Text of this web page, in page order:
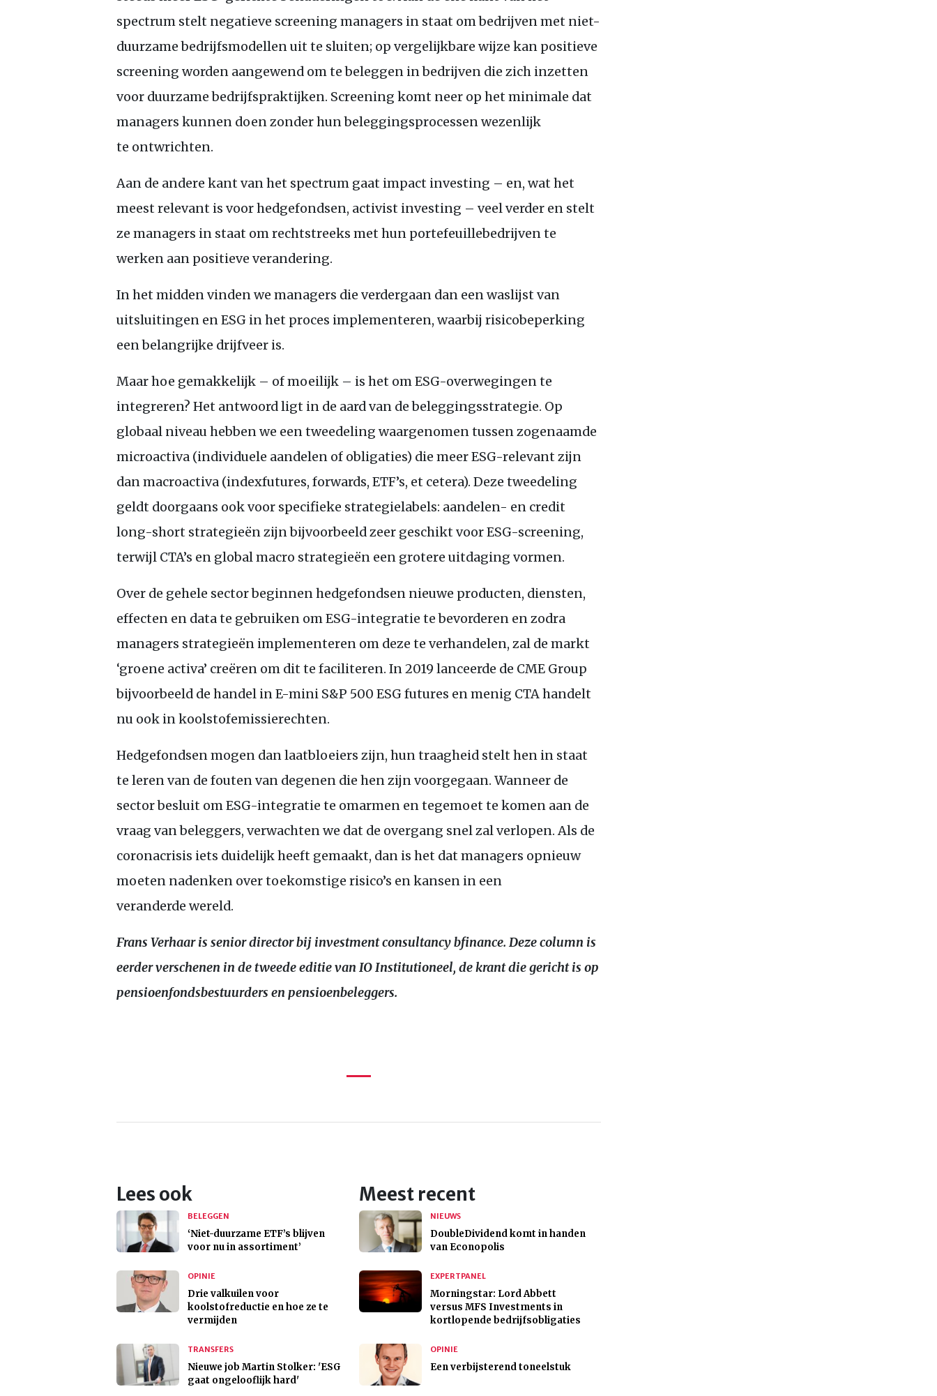
spectrum stelt negatieve screening managers in staat om bedrijven met niet-
duurzame bedrijfsmodellen uit te sluiten; op vergelijkbare wijze kan positieve
screening worden aangewend om te beleggen in bedrijven die zich inzetten
voor duurzame bedrijfspraktijken. Screening komt neer op het minimale dat
managers kunnen doen zonder hun beleggingsprocessen wezenlijk
te ontwrichten.
Aan de andere kant van het spectrum gaat impact investing – en, wat het
meest relevant is voor hedgefondsen, activist investing – veel verder en stelt
ze managers in staat om rechtstreeks met hun portefeuillebedrijven te
werken aan positieve verandering.
In het midden vinden we managers die verdergaan dan een waslijst van
uitsluitingen enESG in het proces implementeren, waarbij risicobeperking
een belangrijke drijfveer is.
Maar hoe gemakkelijk – of moeilijk – is het omESG-overwegingen te
integreren? Het antwoord ligt in de aard van de beleggingsstrategie. Op
globaal niveau hebben we een tweedeling waargenomen tussen zogenaamde
microactiva (individuele aandelen of obligaties) die meerESG-relevant zijn
dan macroactiva (indexfutures, forwards, ETF’s, et cetera). Deze tweedeling
geldt doorgaans ook voor specifieke strategielabels: aandelen- en credit
long-short strategieën zijn bijvoorbeeld zeer geschikt voorESG-screening,
terwijl CTA’s en global macro strategieën een grotere uitdaging vormen.
Over de gehele sector beginnen hedgefondsen nieuwe producten, diensten,
effecten en data te gebruiken omESG-integratie te bevorderen en zodra
managers strategieën implementeren om deze te verhandelen, zal de markt
‘groene activa’ creëren om dit te faciliteren. In 2019 lanceerde de CME Group
bijvoorbeeld de handel in E-mini S&P 500 ESG futures en menig CTAhandelt
nu ook in koolstofemissierechten.
Hedgefondsen mogen dan laatbloeiers zijn, hun traagheid stelt hen in staat
te leren van de fouten van degenen die hen zijn voorgegaan. Wanneer de
sector besluit omESG-integratie te omarmen en tegemoet te komen aan de
vraag van beleggers, verwachten we dat de overgang snel zal verlopen. Als de
coronacrisis iets duidelijk heeft gemaakt, dan is het dat managers opnieuw
moeten nadenken over toekomstige risico’s en kansen in een
veranderde wereld.
Frans Verhaar is senior director bij investment consultancy bfinance. Deze column is
eerder verschenen in de tweede editie vanIOInstitutioneel, de krant die gericht is op
pensioenfondsbestuurders en pensioenbeleggers.
Lees ook
BELEGGEN
‘Niet-duurzame ETF’s blijven
voor nu in assortiment’
OPINIE
Drie valkuilen voor
koolstofreductie en hoe ze te
vermijden
TRANSFERS
Nieuwe job Martin Stolker: 'ESG
gaat ongelooflijk hard'
Meest recent
NIEUWS
DoubleDividend komt in handen
van Econopolis
EXPERTPANEL
Morningstar: Lord Abbett
versus MFS Investments in
kortlopende bedrijfsobligaties
OPINIE
Een verbijsterend toneelstuk